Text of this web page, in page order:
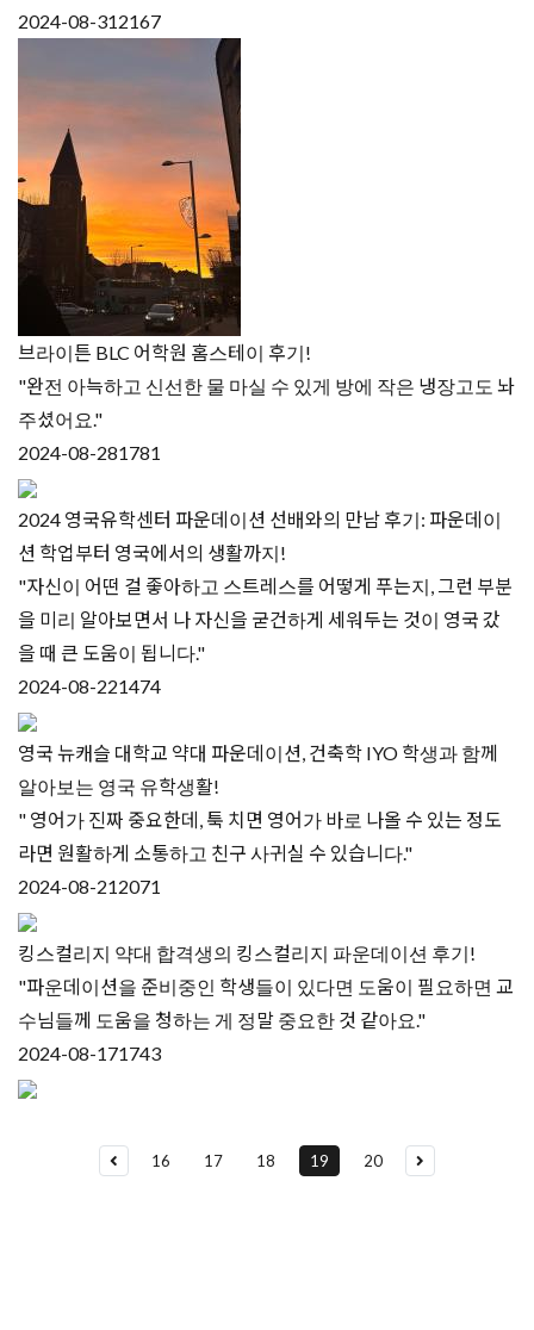
2024-08-312167
브라이튼 BLC 어학원 홈스테이 후기!
"완전 아늑하고 신선한 물 마실 수 있게 방에 작은 냉장고도 놔
주셨어요."
2024-08-281781
2024 영국유학센터 파운데이션 선배와의 만남 후기: 파운데이
션 학업부터 영국에서의 생활까지!
"자신이 어떤 걸 좋아하고 스트레스를 어떻게 푸는지, 그런 부분
을 미리 알아보면서 나 자신을 굳건하게 세워두는 것이 영국 갔
을 때 큰 도움이 됩니다."
2024-08-221474
영국 뉴캐슬 대학교 약대 파운데이션, 건축학 IYO 학생과 함께
알아보는 영국 유학생활!
" 영어가 진짜 중요한데, 툭 치면 영어가 바로 나올 수 있는 정도
라면 원활하게 소통하고 친구 사귀실 수 있습니다."
2024-08-212071
킹스컬리지 약대 합격생의 킹스컬리지 파운데이션 후기!
"파운데이션을 준비중인 학생들이 있다면 도움이 필요하면 교
수님들께 도움을 청하는 게 정말 중요한 것 같아요."
2024-08-171743
16 17 18 19 20